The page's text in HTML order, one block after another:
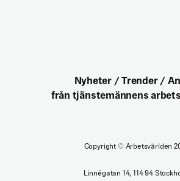
Nyheter / Trender /
från tjänstemännens
Copyright ©Arbetsvärlden
Linnégatan 14, 114 94